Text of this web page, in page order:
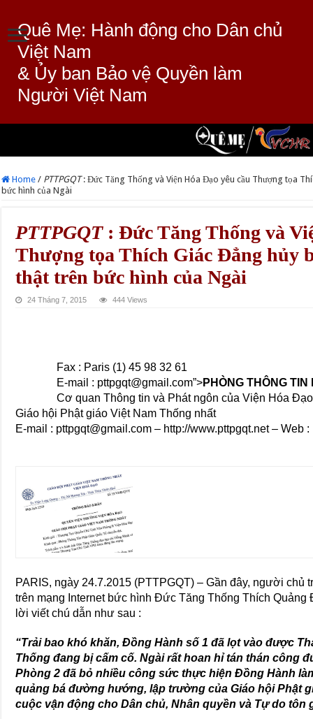
Quê Mẹ: Hành động cho Dân chủ
Việt Nam
& Ủy ban Bảo vệ Quyền làm
Người Việt Nam
Home / PTTPGQT: Đức Tăng Thống và Viện Hóa Đạo yêu cầu Thượng tọa
bức hình của Ngài
PTTPGQT: Đức Tăng Thống và
Thượng tọa Thích Giác Đẳng hủy
thật trên bức hình của Ngài
24 Tháng 7, 2015 444 Views
Fax : Paris (1) 45 98 32 61
E-mail : pttpgqt@gmail.com”>PHÒNG THÔNG
Cơ quan Thông tin và Phát ngôn của Viện Hóa Ðạo
Giáo hội Phật giáo Việt Nam Thống nhất
E-mail : pttpgqt@gmail.com – http://www.pttpgqt.net– Web :
PARIS, ngày 24.7.2015 (PTTPGQT) – Gần đây, người
trên mạng Internet bức hình Đức Tăng Thống Thích
lời viết chú dẫn như sau :
“Trải bao khó khăn, Đồng Hành số 1 đã lọt vào được
Thống đang bị cấm cố. Ngài rất hoan hỉ tán thán công
Phòng 2 đã bỏ nhiều công sức thực hiện Đồng Hành
quảng bá đường hướng, lập trường của Giáo hội Phật
cuộc vận động cho Dân chủ, Nhân quyền và Tự do tôn